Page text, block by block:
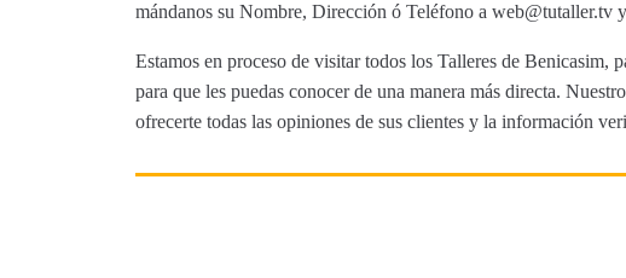
mándanos su Nombre, Dirección ó Teléfono a web@tutaller.tv
Estamos en proceso de visitar todos los Talleres de Benicasim,
para que les puedas conocer de una manera más directa.
ofrecerte todas las opiniones de sus clientes y la información